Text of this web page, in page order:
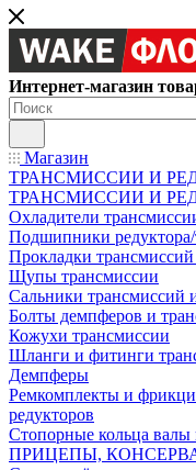
Интернет-магазин
Магазин
ТРАНСМИССИИ И
ТРАНСМИССИИ И
Охладители
Подшипники
Прокладки трансмиссий
Щупы трансмиссии
Сальники трансмиссий
Болты демпферов и
Кожухи трансмиссии
Шланги и фитинги
Демпферы
Ремкомплекты и
редукторов
Стопорные кольца
ПРИЦЕПЫ,